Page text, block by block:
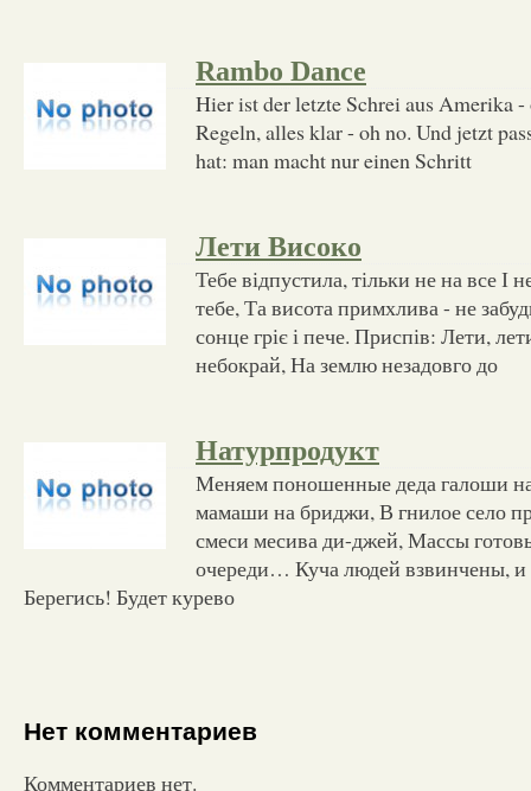
Rambo Dance
Hier ist der letzte Schrei aus Amerika -
Regeln, alles klar - oh no. Und jetzt
hat: man macht nur einen Schritt
Лети Високо
Тебе відпустила, тільки не на все І
тебе, Та висота примхлива - не
сонце гріє і пече. Приспів: Лети,
небокрай, На землю незадовго до
Натурпродукт
Меняем поношенные деда галоши
мамаши на бриджи, В гнилое село
смеси месива ди-джей, Массы
очереди… Куча людей взвинчены, и
Берегись! Будет курево
Нет комментариев
Комментариев нет.